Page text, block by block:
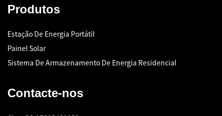
Produtos
Estação De Energia Portátil
Painel Solar
Sistema De Armazenamento De Energia Residencial
Contacte-nos